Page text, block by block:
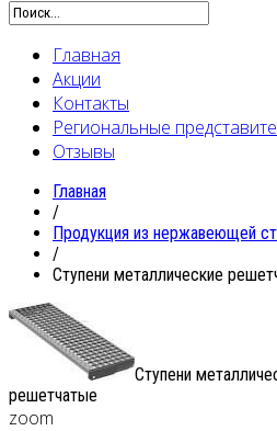
Главная
Акции
Контакты
Региональные
Отзывы
Главная
/
Продукция из нержавеющей
/
Ступени металлические
Ступени
решетчатые
zoom